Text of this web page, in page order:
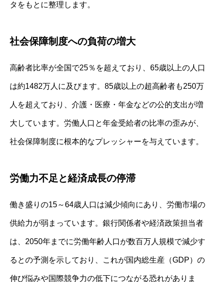
タをもとに整理します。
社会保障制度への負荷の増大
高齢者比率が全国で25％を超えており、65歳以上の人口
は約1482万人に及びます。85歳以上の超高齢者も250万
人を超えており、介護・医療・年金などの公的支出が増
大しています。労働人口と年金受給者の比率の歪みが、
社会保障制度に根本的なプレッシャーを与えています。
労働力不足と経済成長の停滞
働き盛りの15～64歳人口は減少傾向にあり、労働市場の
供給力が弱まっています。銀行関係者や経済政策担当者
は、2050年までに労働年齢人口が数百万人規模で減少す
るとの予測を示しており、これが国内総生産（GDP）の
伸び悩みや国際競争力の低下につながる恐れがありま